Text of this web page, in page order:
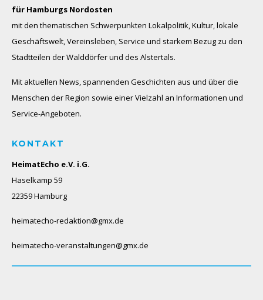
für Hamburgs Nordosten
mit den thematischen Schwerpunkten Lokalpolitik, Kultur, lokale
Geschäftswelt, Vereinsleben, Service und starkem Bezug zu den
Stadtteilen der Walddörfer und des Alstertals.
Mit aktuellen News, spannenden Geschichten aus und über die
Menschen der Region sowie einer Vielzahl an Informationen und
Service-Angeboten.
KONTAKT
HeimatEcho e.V. i.G.
Haselkamp 59
22359 Hamburg
heimatecho-redaktion@gmx.de
heimatecho-veranstaltungen@gmx.de